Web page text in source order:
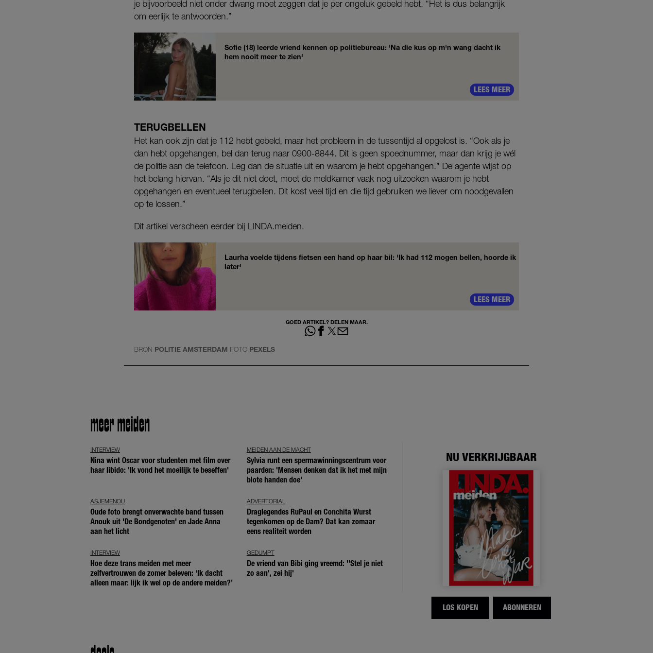
je bijvoorbeeld niet onder dwang moet zeggen dat je per ongeluk gebeld hebt. “Het is dus belangrijk
om eerlijk te antwoorden.”
Sofie (18) leerde vriend kennen op politiebureau: 'Na die kus op m'n wang dacht ik
hem nooit meer te zien'
LEES MEER
TERUGBELLEN
Het kan ook zijn dat je 112 hebt gebeld, maar het probleem in de tussentijd al opgelost is. “Ook als je
dan hebt opgehangen, bel dan terug naar 0900-8844. Dit is geen spoednummer, maar dan krijg je wél
de politie aan de telefoon. Leg dan de situatie uit en waarom je hebt opgehangen.” De agente wijst op
het belang hiervan. “Als je dit niet doet, moet de meldkamer vaak nog uitzoeken waarom je hebt
opgehangen en eventueel terugbellen. Dit kost veel tijd en die tijd gebruiken we liever om noodgevallen
op te lossen.”
Dit artikel verscheen eerder bij LINDA.meiden.
Laurha voelde tijdens fietsen een hand op haar bil: 'Ik had 112 mogen bellen, hoorde ik
later'
LEES MEER
GOED ARTIKEL? DELEN MAAR.
BRON POLITIE AMSTERDAM FOTO PEXELS
meer meiden
INTERVIEW
Nina wint Oscar voor studenten met film over
haar libido: 'Ik vond het moeilijk te beseffen'
MEIDEN AAN DE MACHT
Sylvia runt een spermawinningscentrum voor
paarden: 'Mensen denken dat ik het met mijn
blote handen doe'
ASJEMENOU
Oude foto brengt onverwachte band tussen
Anouk uit 'De Bondgenoten' en Jade Anna
aan het licht
ADVERTORIAL
Draglegendes RuPaul en Conchita Wurst
tegenkomen op de Dam? Dat kan zomaar
eens realiteit worden
INTERVIEW
Hoe deze trans meiden met meer
zelfvertrouwen de zomer beleven: ‘Ik dacht
alleen maar: lijk ik wel op de andere meiden?’
GEDUMPT
De vriend van Bibi ging vreemd: ''Stel je niet
zo aan', zei hij'
NU VERKRIJGBAAR
LOS KOPEN ABONNEREN